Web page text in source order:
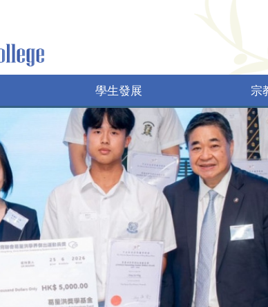
學生發展 宗